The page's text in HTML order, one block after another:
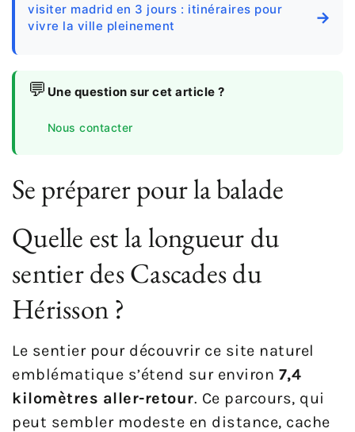
visiter madrid en 3 jours : itinéraires pour
vivre la ville pleinement
→
💬 Une question sur cet article ?
Nous contacter
Se préparer pour la balade
Quelle est la longueur du
sentier des Cascades du
Hérisson ?
Le sentier pour découvrir ce site naturel
emblématique s’étend sur environ 7,4
kilomètres aller-retour. Ce parcours, qui
peut sembler modeste en distance, cache